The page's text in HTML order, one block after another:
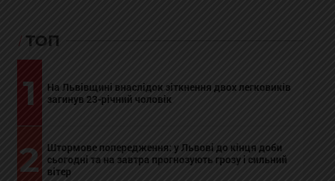
ТОП
1
На Львівщині внаслідок зіткнення двох легковиків
загинув 23-річний чоловік
2
Штормове попередження: у Львові до кінця доби
сьогодні та на завтра прогнозують грозу і сильний
вітер